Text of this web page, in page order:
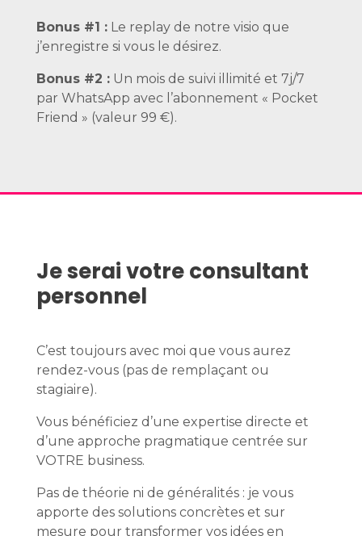
Bonus #1 :Le replay de notre visio que
j’enregistre si vous le désirez.
Bonus #2 :Un mois de suivi illimité et 7j/7
par WhatsApp avec l’abonnement « Pocket
Friend » (valeur 99 €).
Je serai votre consultant
personnel
C’est toujours avec moi que vous aurez
rendez-vous (pas de remplaçant ou
stagiaire).
Vous bénéficiez d’une expertise directe et
d’une approche pragmatique centrée sur
VOTRE business.
Pas de théorie ni de généralités : je vous
apporte des solutions concrètes et sur
mesure pour transformer vos idées en